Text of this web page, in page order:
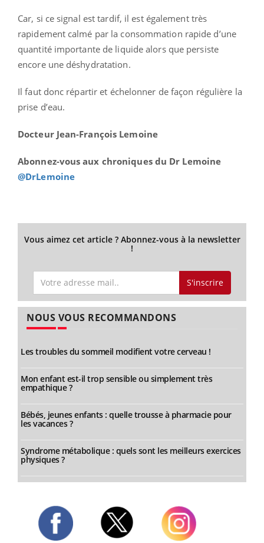
Car, si ce signal est tardif, il est également très
rapidement calmé par la consommation rapide d’une
quantité importante de liquide alors que persiste
encore une déshydratation.
Il faut donc répartir et échelonner de façon régulière la
prise d’eau.
Docteur Jean-François Lemoine
Abonnez-vous aux chroniques du Dr Lemoine
@DrLemoine
Vous aimez cet article ? Abonnez-vous à la newsletter
!
S'inscrire
NOUS VOUS RECOMMANDONS
Les troubles du sommeil modifient votre cerveau !
Mon enfant est-il trop sensible ou simplement très
empathique ?
Bébés, jeunes enfants : quelle trousse à pharmacie pour
les vacances ?
Syndrome métabolique : quels sont les meilleurs exercices
physiques ?